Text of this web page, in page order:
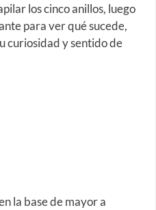
los cinco anillos, luego
para ver qué sucede,
curiosidad y sentido de
la base de mayor a